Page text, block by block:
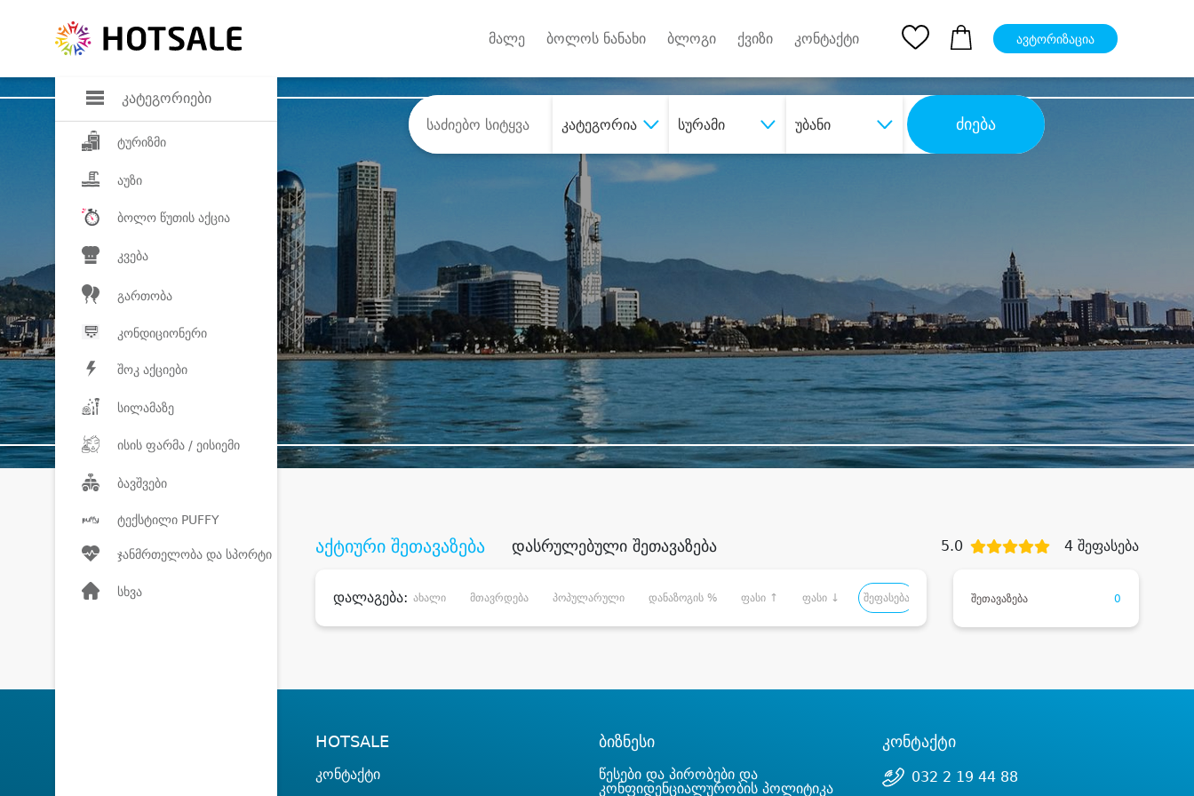
კატეგორიები
ტურიზმი
აუზი
ბოლო წუთის აქცია
კვება
გართობა
კონდიციონერი
შოკ აქციები
სილამაზე
ისის ფარმა / ეისიემი
ბავშვები
ტექსტილი PUFFY
ჯანმრთელობა და სპორტი
სხვა
მალე ბოლოს ნანახი ბლოგი ქვიზი კონტაქტი ავტორიზაცია
კატეგორია სურამი უბანი ძიება
შეიძინე სასურველი მომსახურება
აქტიური შეთავაზება დასრულებული შეთავაზება 5.0 4 შეფასება
დალაგება: ახალი მთავრდება პოპულარული დანაზოგის % ფასი ↑ ფასი ↓ შეფასება შეთავაზება 0
HOTSALE
კონტაქტი
ბიზნესი
წესები და პირობები და
კონფიდენციალურობის პოლიტიკა
კონტაქტი
032 2 19 44 88